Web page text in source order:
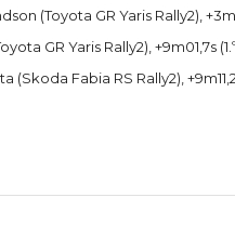
(Toyota GR Yaris Rally2),
GR Yaris Rally2), +9m01,7s
Fabia RS Rally2),